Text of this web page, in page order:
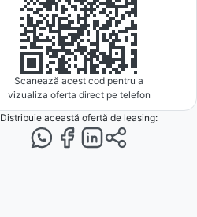
Scanează acest cod pentru a
vizualiza oferta direct pe telefon
Distribuie această ofertă de leasing: